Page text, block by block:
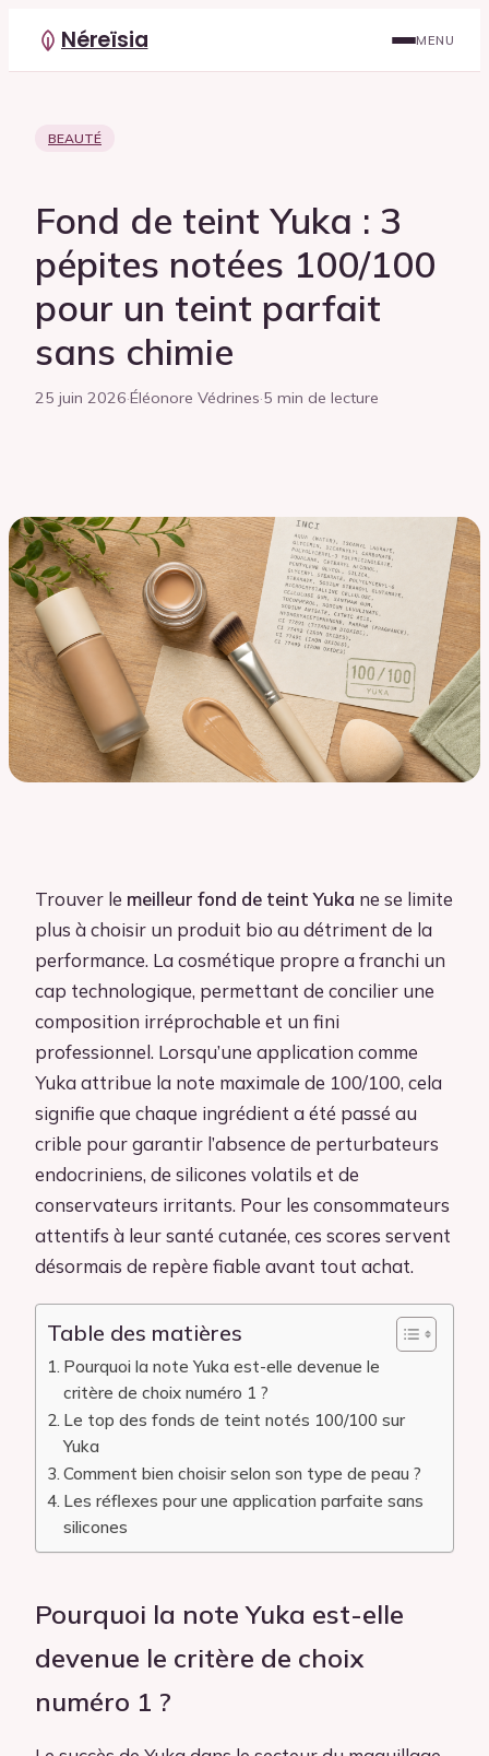
Néreïsia MENU
BEAUTÉ
Fond de teint Yuka : 3
pépites notées 100/100
pour un teint parfait
sans chimie
25 juin 2026·Éléonore Védrines·5 min de lecture
Trouver le meilleur fond de teint Yuka ne se limite
plus à choisir un produit bio au détriment de la
performance. La cosmétique propre a franchi un
cap technologique, permettant de concilier une
composition irréprochable et un fini
professionnel. Lorsqu’une application comme
Yuka attribue la note maximale de 100/100, cela
signifie que chaque ingrédient a été passé au
crible pour garantir l’absence de perturbateurs
endocriniens, de silicones volatils et de
conservateurs irritants. Pour les consommateurs
attentifs à leur santé cutanée, ces scores servent
désormais de repère fiable avant tout achat.
Table des matières
Pourquoi la note Yuka est-elle devenue le
critère de choix numéro 1 ?
Le top des fonds de teint notés 100/100 sur
Yuka
Comment bien choisir selon son type de peau ?
Les réflexes pour une application parfaite sans
silicones
Pourquoi la note Yuka est-elle
devenue le critère de choix
numéro 1 ?